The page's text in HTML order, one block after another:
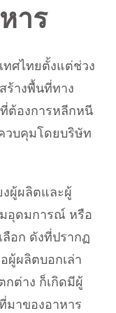
าร
ทศไทยตั้งแต่ช่วง
ร้างพื้นที่ทาง
ต้องการหลีกหนี
วบคุมโดยบริษัท
งผู้ผลิตและผู้
มอุดมการณ์ หรือ
ลือก ดังที่ปรากฏ
ผู้ผลิตบอกเล่า
กต่าง ก็เกิดมีผู้
มาของอาหาร